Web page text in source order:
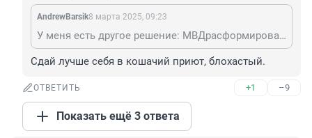
AndrewBarsik8 марта 2025, 09:23
У меня есть другое решение: МВДрасформировать за бесполезностью, оружие раздать гражданам для самозащиты, налоги сократить в 2 раза.
Сдай лучше себя в кошачий приют, блохастый.
ОТВЕТИТЬ +1 –9
Показать ещё 3 ответа